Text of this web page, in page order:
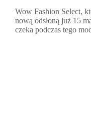
Wow Fashion Select,
nową odsłoną już 15
czeka podczas tego